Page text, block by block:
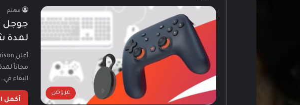
عروض
مهتم
لمدة
مجاناً
البقاء في…
أكمل